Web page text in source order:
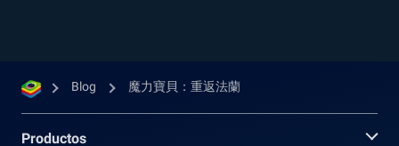
Blog 魔力寶貝：重返法蘭
Productos